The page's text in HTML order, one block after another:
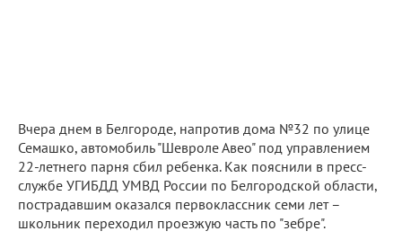
Вчера днем в Белгороде, напротив дома №32 по улице
Семашко, автомобиль "Шевроле Авео" под управлением
22-летнего парня сбил ребенка. Как пояснили в пресс-
службе УГИБДД УМВД России по Белгородской области,
пострадавшим оказался первоклассник семи лет –
школьник переходил проезжую часть по "зебре".